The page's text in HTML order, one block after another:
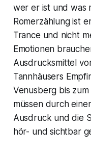
wer er ist und was
Romerzählung ist
Trance und nicht
Emotionen
Ausdrucksmittel
Tannhäusers
Venusberg bis
müssen durch
Ausdruck und die
hör- und sichtbar